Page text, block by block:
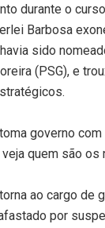
durante o
Barbosa
sido
(PSG), e
governo
quem são os
ao cargo de
por